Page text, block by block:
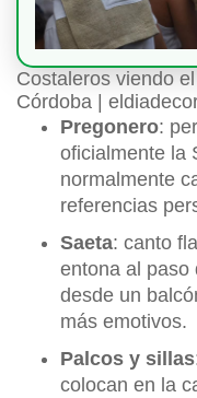
Costaleros viendo
Córdoba |
Pregonero:
oficialmente la
normalmente
referencias
Saeta: canto
entona al paso
desde un
más emotivos.
Palcos y sillas
colocan en la